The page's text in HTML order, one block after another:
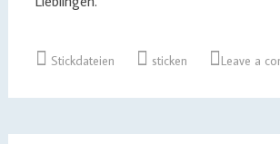
Stickdateien sticken Leave a